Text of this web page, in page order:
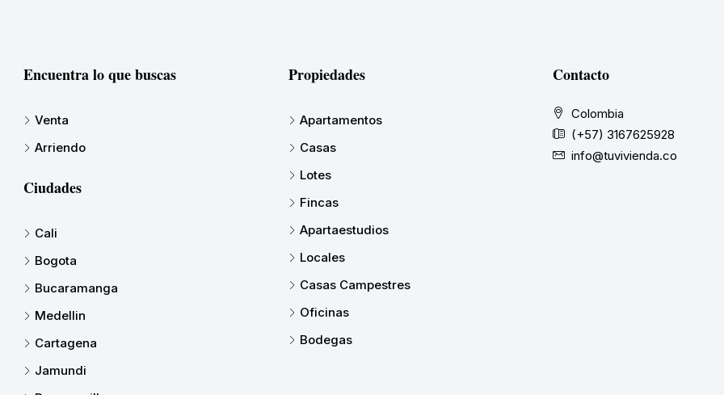
Encuentra lo que buscas
Venta
Arriendo
Ciudades
Cali
Bogota
Bucaramanga
Medellin
Cartagena
Jamundi
Propiedades
Apartamentos
Casas
Lotes
Fincas
Apartaestudios
Locales
Casas Campestres
Oficinas
Bodegas
Contacto
Colombia
(+57) 3167625928
info@tuvivienda.co